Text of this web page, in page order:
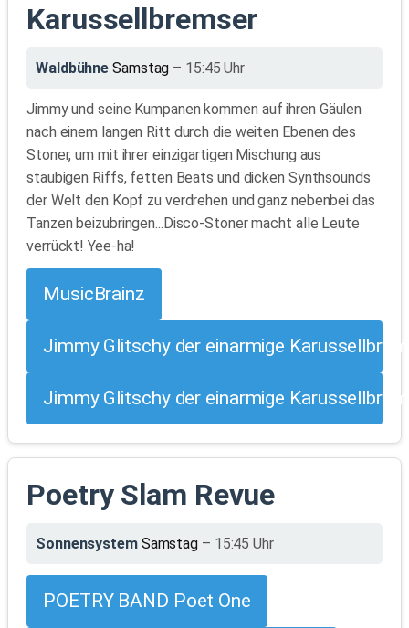
Karussellbremser
Waldbühne Samstag – 15:45 Uhr
Jimmy und seine Kumpanen kommen auf ihren Gäulen
nach einem langen Ritt durch die weiten Ebenen des
Stoner, um mit ihrer einzigartigen Mischung aus
staubigen Riffs, fetten Beats und dicken Synthsounds
der Welt den Kopf zu verdrehen und ganz nebenbei das
Tanzen beizubringen...Disco-Stoner macht alle Leute
verrückt! Yee-ha!
MusicBrainz
Jimmy Glitschy der einarmige
Jimmy Glitschy der einarmige
Poetry Slam Revue
Sonnensystem Samstag – 15:45 Uhr
POETRY BAND Poet One